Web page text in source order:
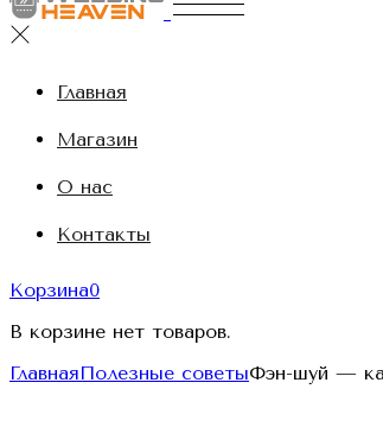
Главная
Магазин
О нас
Контакты
Корзина0
В корзине нет товаров.
ГлавнаяПолезные советыФэн-шуй —